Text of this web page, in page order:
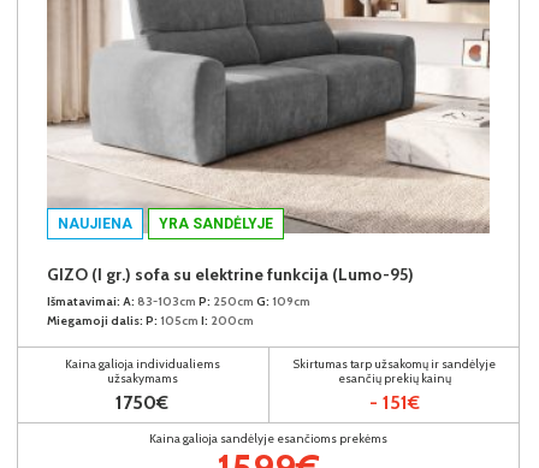
NAUJIENA YRA SANDĖLYJE
GIZO (I gr.) sofa su elektrine funkcija (Lumo-95)
Išmatavimai: A: 83-103cm P: 250cm G: 109cm
Miegamoji dalis: P: 105cm I: 200cm
Kaina galioja individualiems
užsakymams
1750€
Skirtumas tarp užsakomų ir sandėlyje
esančių prekių kainų
- 151€
Kaina galioja sandėlyje esančioms prekėms